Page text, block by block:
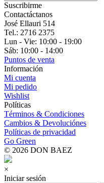
Suscribirme
Contactáctanos
José Ellauri 514
Tel.: 2716 2375
Lun - Vie: 10:00 - 19:00
Sáb: 10:00 - 14:00
Puntos de venta
Información
Mi cuenta
Mi pedido
Wishlist
Políticas
Términos & Condiciones
Cambios & Devoluciónes
Políticas de privacidad
Go Green
© 2026 DON BAEZ
×
Iniciar sesión